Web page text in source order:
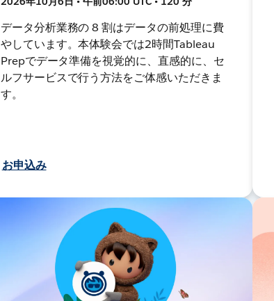
データ分析業務の 8 割はデータの前処理に費
やしています。本体験会では2時間Tableau
Prepでデータ準備を視覚的に、直感的に、セ
ルフサービスで行う方法をご体感いただきま
す。
お申込み